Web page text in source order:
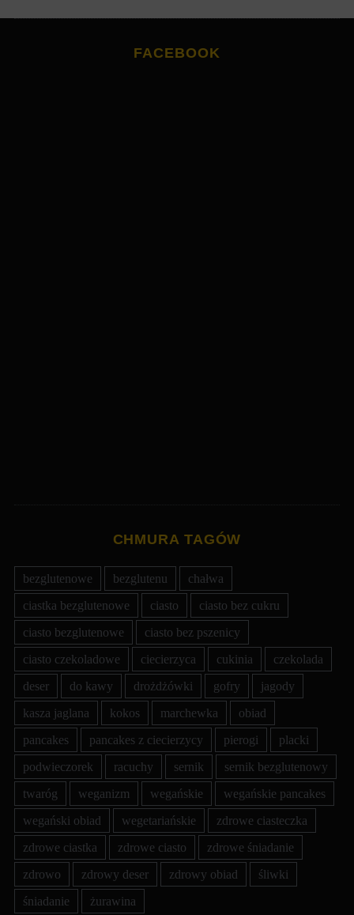
FACEBOOK
CHMURA TAGÓW
bezglutenowe bezglutenu
chałwa
ciastka bezglutenowe
ciasto
ciasto bez cukru
ciasto bezglutenowe
ciasto bez pszenicy
ciasto czekoladowe
ciecierzyca cukinia
czekolada
deser
do kawy drożdżówki gofry
jagody
kasza jaglana
kokos marchewka
obiad
pancakes
pancakes z ciecierzycy pierogi
placki
podwieczorek
racuchy sernik
sernik bezglutenowy
twaróg
weganizm wegańskie
wegańskie pancakes
wegański obiad
wegetariańskie
zdrowe ciasteczka
zdrowe ciastka
zdrowe ciasto
zdrowe śniadanie
zdrowo
zdrowy deser zdrowy obiad
śliwki
śniadanie
żurawina